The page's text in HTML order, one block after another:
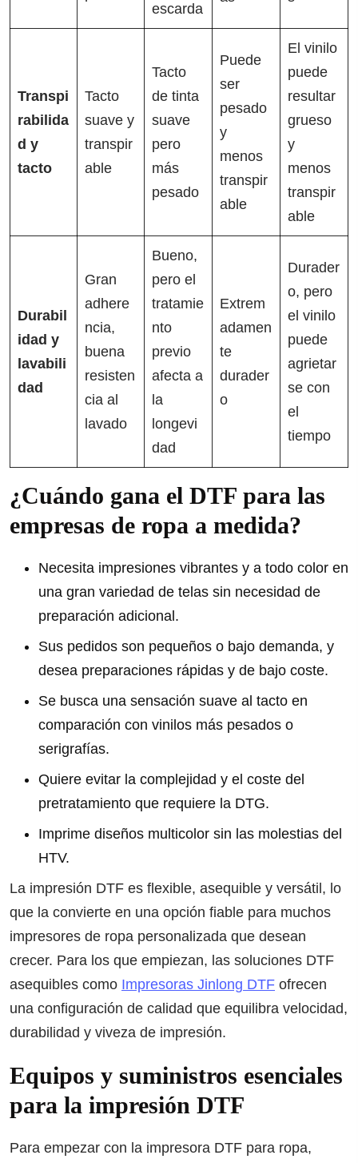
escarda
Transpi
rabilida
d y
tacto
Tacto
suave y
transpir
able
Tacto
de tinta
suave
pero
más
pesado
Puede
ser
pesado
y
menos
transpir
able
El vinilo
puede
resultar
grueso
y
menos
transpir
able
Durabil
idad y
lavabili
dad
Gran
adhere
ncia,
buena
resisten
cia al
lavado
Bueno,
pero el
tratamie
nto
previo
afecta a
la
longevi
dad
Extrem
adamen
te
durader
o
Durader
o, pero
el vinilo
puede
agrietar
se con
el
tiempo
¿Cuándo gana el DTF para las
empresas de ropa a medida?
Necesita impresiones vibrantes y a todo color en
una gran variedad de telas sin necesidad de
preparación adicional.
Sus pedidos son pequeños o bajo demanda, y
desea preparaciones rápidas y de bajo coste.
Se busca una sensación suave al tacto en
comparación con vinilos más pesados o
serigrafías.
Quiere evitar la complejidad y el coste del
pretratamiento que requiere la DTG.
Imprime diseños multicolor sin las molestias del
HTV.
La impresión DTF es flexible, asequible y versátil, lo
que la convierte en una opción fiable para muchos
impresores de ropa personalizada que desean
crecer. Para los que empiezan, las soluciones DTF
asequibles como Impresoras Jinlong DTF ofrecen
una configuración de calidad que equilibra velocidad,
durabilidad y viveza de impresión.
Equipos y suministros esenciales
para la impresión DTF
Para empezar con la impresora DTF para ropa,